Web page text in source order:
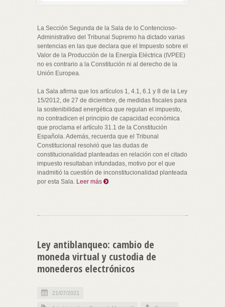
La Sección Segunda de la Sala de lo Contencioso-
Administrativo del Tribunal Supremo ha dictado varias
sentencias en las que declara que el Impuesto sobre el
Valor de la Producción de la Energía Eléctrica (IVPEE)
no es contrario a la Constitución ni al derecho de la
Unión Europea.
La Sala afirma que los artículos 1, 4.1, 6.1 y 8 de la Ley
15/2012, de 27 de diciembre, de medidas fiscales para
la sostenibilidad energética que regulan el impuesto,
no contradicen el principio de capacidad económica
que proclama el artículo 31.1 de la Constitución
Española. Además, recuerda que el Tribunal
Constitucional resolvió que las dudas de
constitucionalidad planteadas en relación con el citado
impuesto resultaban infundadas, motivo por el que
inadmitió la cuestión de inconstitucionalidad planteada
por esta Sala. Leer más
Ley antiblanqueo: cambio de
moneda virtual y custodia de
monederos electrónicos
21/07/2021